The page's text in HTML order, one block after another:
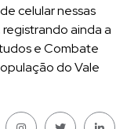
celular nessas
ainda a
e Combate
do Vale